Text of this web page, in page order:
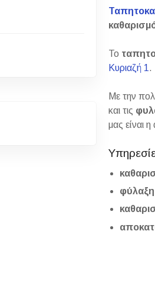
Το
Κυριαζή 1 .
Με την
και τις
μας είναι